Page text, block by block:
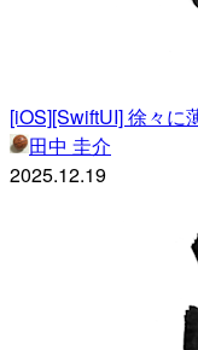
[iOS][SwiftUI] 徐々に
田中 圭介
2025.12.19